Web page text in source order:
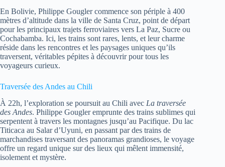
En Bolivie, Philippe Gougler commence son périple à 400
mètres d’altitude dans la ville de Santa Cruz, point de départ
pour les principaux trajets ferroviaires vers La Paz, Sucre ou
Cochabamba. Ici, les trains sont rares, lents, et leur charme
réside dans les rencontres et les paysages uniques qu’ils
traversent, véritables pépites à découvrir pour tous les
voyageurs curieux.
Traversée des Andes au Chili
À 22h, l’exploration se poursuit au Chili avec La traversée
des Andes. Philippe Gougler emprunte des trains sublimes qui
serpentent à travers les montagnes jusqu’au Pacifique. Du lac
Titicaca au Salar d’Uyuni, en passant par des trains de
marchandises traversant des panoramas grandioses, le voyage
offre un regard unique sur des lieux qui mêlent immensité,
isolement et mystère.